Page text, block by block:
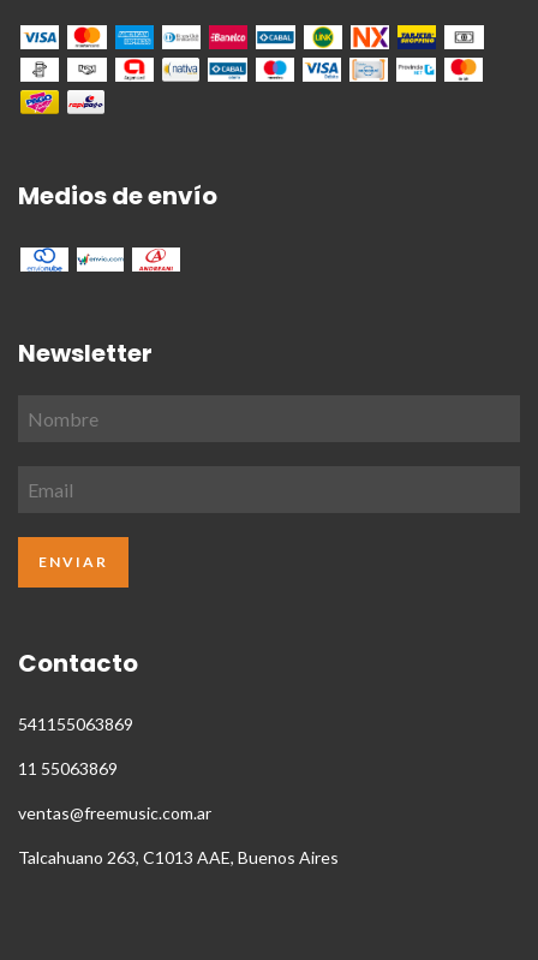
Medios de envío
Newsletter
Contacto
541155063869
11 55063869
ventas@freemusic.com.ar
Talcahuano 263, C1013 AAE, Buenos Aires